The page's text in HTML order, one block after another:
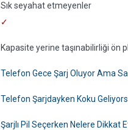
Sık seyahat etmeyenler
Kapasite yerine taşınabilirliği ön
Telefon Gece Şarj Oluyor Ama
Telefon Şarjdayken Koku
Şarjlı Pil Seçerken Nelere Dikkat